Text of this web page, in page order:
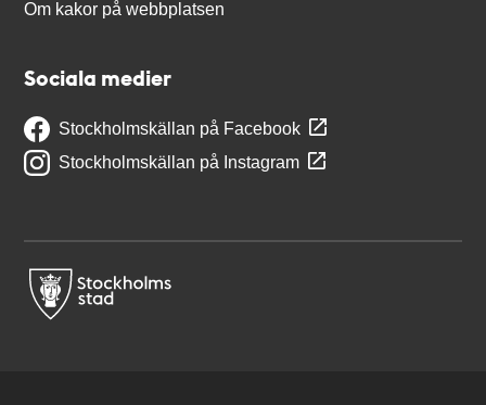
Om kakor på webbplatsen
Sociala medier
Stockholmskällan på Facebook
Stockholmskällan på Instagram